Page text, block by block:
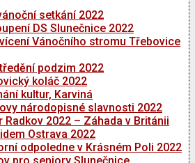
setkání 2022
DS Slunečnice 2022
Vánočního stromu Třebovice
podzim 2022
koláč 2022
kultur, Karviná
národopisné slavnosti 2022
Radkov 2022 – Záhada v Británii
Ostrava 2022
odpoledne v Krásném Poli 2022